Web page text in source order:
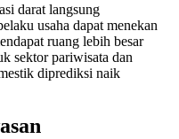
darat langsung
usaha dapat menekan
ruang lebih besar
sektor pariwisata dan
diprediksi naik